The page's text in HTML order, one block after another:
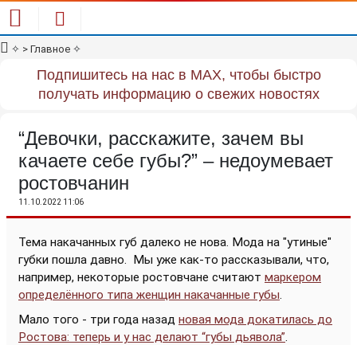
✧ > Главное ✧
Подпишитесь на нас в MAX, чтобы быстро
получать информацию о свежих новостях
“Девочки, расскажите, зачем вы
качаете себе губы?” – недоумевает
ростовчанин
11.10.2022 11:06
Тема накачанных губ далеко не нова. Мода на "утиные"
губки пошла давно. Мы уже как-то рассказывали, что,
например, некоторые ростовчане считают маркером
определённого типа женщин накачанные губы.
Мало того - три года назад новая мода докатилась до
Ростова: теперь и у нас делают “губы дьявола”.